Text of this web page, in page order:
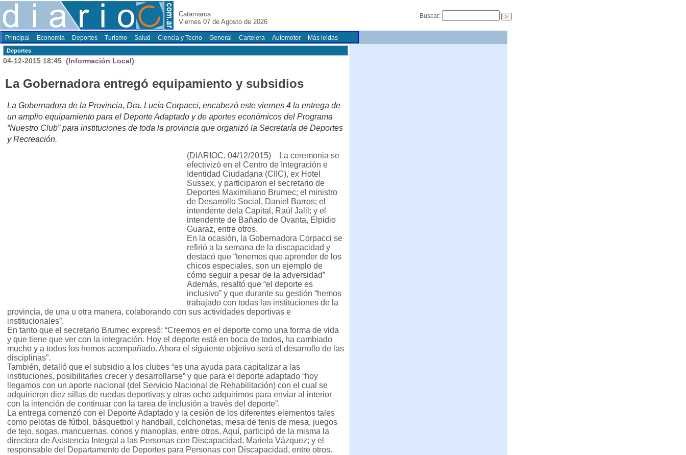
Catamarca
Viernes 07 de Agosto de 2026
Buscar:
Principal Economia Deportes Turismo Salud Ciencia y Tecno General Cartelera Automotor Más leidas
Deportes
04-12-2015 18:45 (Información Local)
La Gobernadora entregó equipamiento y subsidios
La Gobernadora de la Provincia, Dra. Lucía Corpacci, encabezó este viernes 4 la entrega de
un amplio equipamiento para el Deporte Adaptado y de aportes económicos del Programa
“Nuestro Club” para instituciones de toda la provincia que organizó la Secretaría de Deportes
y Recreación.
(DIARIOC, 04/12/2015) La ceremonia se
efectivizó en el Centro de Integración e
Identidad Ciudadana (CIIC), ex Hotel
Sussex, y participaron el secretario de
Deportes Maximiliano Brumec; el ministro
de Desarrollo Social, Daniel Barros; el
intendente dela Capital, Raúl Jalil; y el
intendente de Bañado de Ovanta, Elpidio
Guaraz, entre otros.
En la ocasión, la Gobernadora Corpacci se
refirió a la semana de la discapacidad y
destacó que “tenemos que aprender de los
chicos especiales, son un ejemplo de
cómo seguir a pesar de la adversidad”
Además, resaltó que “el deporte es
inclusivo” y que durante su gestión “hemos
trabajado con todas las instituciones de la
provincia, de una u otra manera, colaborando con sus actividades deportivas e
institucionales”.
En tanto que el secretario Brumec expresó: “Creemos en el deporte como una forma de vida
y que tiene que ver con la integración. Hoy el deporte está en boca de todos, ha cambiado
mucho y a todos los hemos acompañado. Ahora el siguiente objetivo será el desarrollo de las
disciplinas”.
También, detalló que el subsidio a los clubes “es una ayuda para capitalizar a las
instituciones, posibilitarles crecer y desarrollarse” y que para el deporte adaptado “hoy
llegamos con un aporte nacional (del Servicio Nacional de Rehabilitación) con el cual se
adquirieron diez sillas de ruedas deportivas y otras ocho adquirimos para enviar al interior
con la intención de continuar con la tarea de inclusión a través del deporte”.
La entrega comenzó con el Deporte Adaptado y la cesión de los diferentes elementos tales
como pelotas de fútbol, básquetbol y handball, colchonetas, mesa de tenis de mesa, juegos
de tejo, sogas, mancuernas, conos y manoplas, entre otros. Aquí, participó de la misma la
directora de Asistencia Integral a las Personas con Discapacidad, Mariela Vázquez; y el
responsable del Departamento de Deportes para Personas con Discapacidad, entre otros.